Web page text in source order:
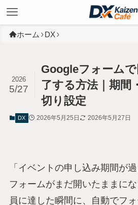
ホーム DX
Googleフォーム
了する方法｜期間
切り設定
2026
5/27
DX 2026年5月25日 2026年5月27日
「イベントの申し込み期間が
フォームがまだ開いたままに
員に達した瞬間に、自動でフ